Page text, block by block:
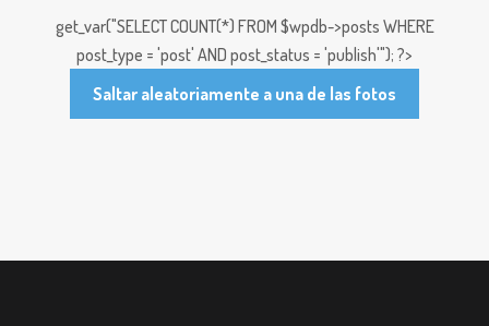
get_var("SELECT COUNT(*) FROM $wpdb->posts WHERE
post_type = 'post' AND post_status = 'publish'"); ?>
Saltar aleatoriamente a una de las fotos